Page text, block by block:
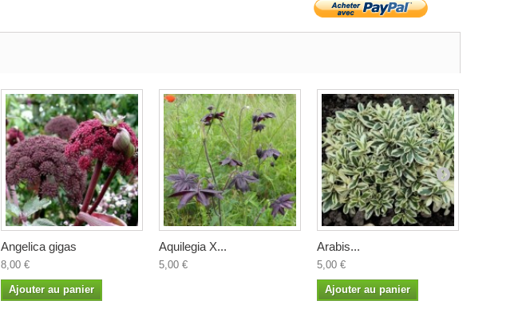
Angelica gigas
8,00 €
Ajouter au panier
Aquilegia X...
5,00 €
Arabis...
5,00 €
Ajouter au panier